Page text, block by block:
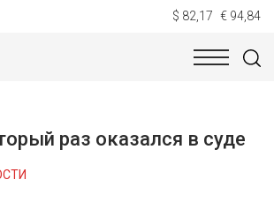
$ 82,17 € 94,84
раз оказался в суде